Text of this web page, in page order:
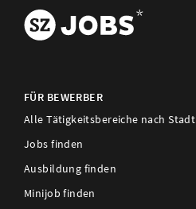
FÜR BEWERBER
Alle Tätigkeitsbereiche nach Stadt
Jobs finden
Ausbildung finden
Minijob finden